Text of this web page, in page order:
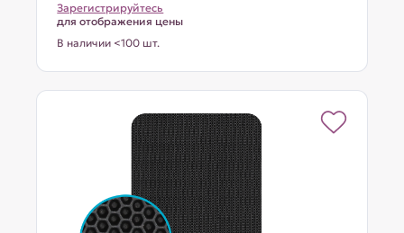
Зарегистрируйтесь
для отображения цены
В наличии <100 шт.